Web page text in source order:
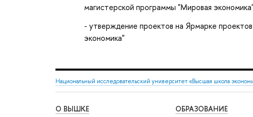
магистерской программы "Мировая
- утверждение проектов на Ярмарке
экономика"
Национальный исследовательский университет «Высшая школа
О ВЫШКЕ ОБРАЗОВАНИЕ